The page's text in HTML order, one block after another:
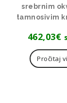
srebrnim
tamnosivim
462,03€
Pročitaj